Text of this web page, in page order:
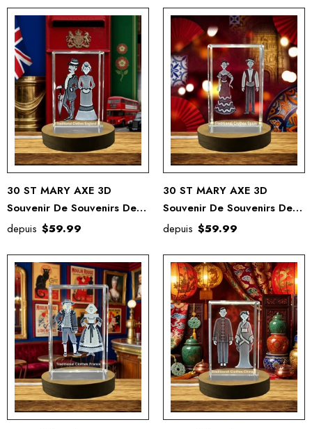
30 ST MARY AXE 3D
Souvenir De Souvenirs De
Cristal Gravé Gravé
depuis $59.99
30 ST MARY AXE 3D
Souvenir De Souvenirs De
Cristal Gravé Gravé
depuis $59.99